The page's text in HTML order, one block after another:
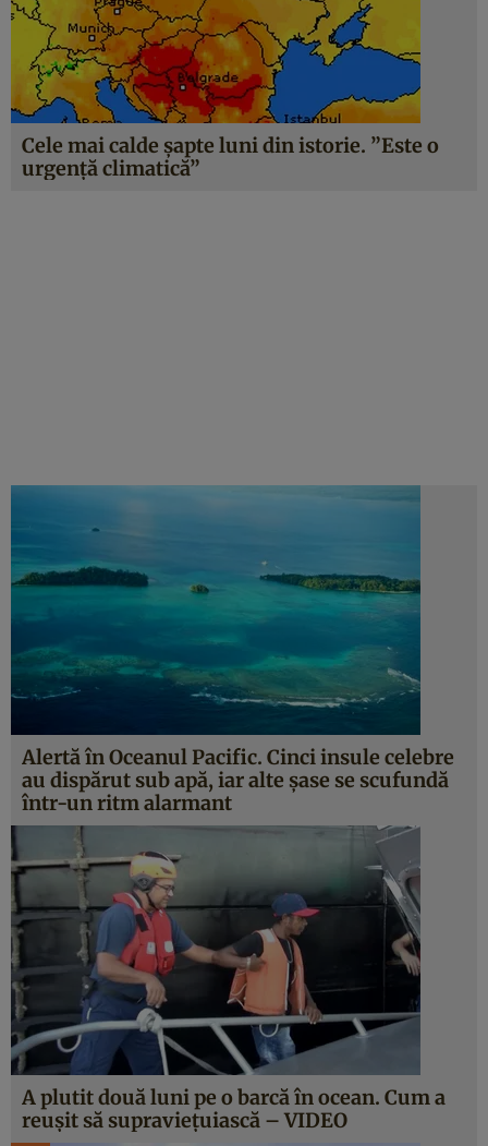
Cele mai calde şapte luni din istorie. ”Este o
urgenţă climatică”
Alertă în Oceanul Pacific. Cinci insule celebre
au dispărut sub apă, iar alte şase se scufundă
într-un ritm alarmant
A plutit două luni pe o barcă în ocean. Cum a
reuşit să supravieţuiască – VIDEO